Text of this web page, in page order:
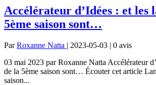
Accélérateur d’Idées : et les
5ème saison sont…
ParRoxanne Natta | 2023-05-03 | 0 avis
03 mai 2023 par Roxanne Natta Accélérateur
de la 5ème saison sont… Écouter cet article
saison...